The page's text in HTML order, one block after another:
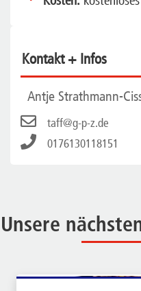
Kontakt + Infos
Antje Strathmann-
taff@g-p-z.de
0176130118151
Unsere